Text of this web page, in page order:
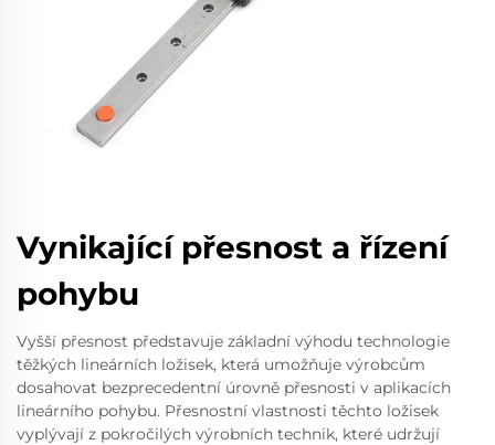
Vynikající přesnost a řízení
pohybu
Vyšší přesnost představuje základní výhodu technologie
těžkých lineárních ložisek, která umožňuje výrobcům
dosahovat bezprecedentní úrovně přesnosti v aplikacích
lineárního pohybu. Přesnostní vlastnosti těchto ložisek
vyplývají z pokročilých výrobních technik, které udržují